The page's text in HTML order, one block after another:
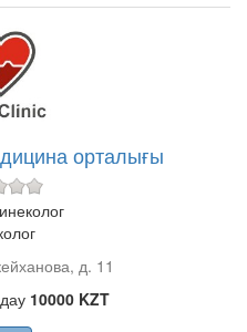
орталығы
д. 11
10000 KZT